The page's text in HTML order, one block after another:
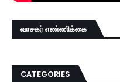
வாசகர் எண்ணிக்கை
CATEGORIES